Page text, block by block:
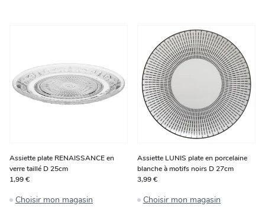
Assiette plate RENAISSANCE en
verre taillé D 25cm
1,99 €
Choisir mon magasin
Assiette LUNIS plate en porcelaine
blanche à motifs noirs D 27cm
3,99 €
Choisir mon magasin